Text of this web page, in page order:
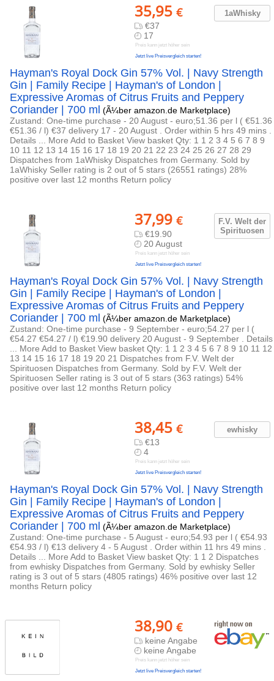
1aWhisky
35,95 €
€37
17
Preis kann jetzt höher sein
Jetzt live Preisvergleich starten!
Hayman's Royal Dock Gin 57% Vol. | Navy Strength
Gin | Family Recipe | Hayman's of London |
Expressive Aromas of Citrus Fruits and Peppery
Coriander | 700 ml (Ã¼ber amazon.de Marketplace)
Zustand: One-time purchase - 20 August - euro;51.36 per l ( €51.36
€51.36 / l) €37 delivery 17 - 20 August . Order within 5 hrs 49 mins .
Details ... More Add to Basket View basket Qty: 1 1 2 3 4 5 6 7 8 9
10 11 12 13 14 15 16 17 18 19 20 21 22 23 24 25 26 27 28 29
Dispatches from 1aWhisky Dispatches from Germany. Sold by
1aWhisky Seller rating is 2 out of 5 stars (26551 ratings) 28%
positive over last 12 months Return policy
F.V. Welt der
Spirituosen
37,99 €
€19.90
20 August
Preis kann jetzt höher sein
Jetzt live Preisvergleich starten!
Hayman's Royal Dock Gin 57% Vol. | Navy Strength
Gin | Family Recipe | Hayman's of London |
Expressive Aromas of Citrus Fruits and Peppery
Coriander | 700 ml (Ã¼ber amazon.de Marketplace)
Zustand: One-time purchase - 9 September - euro;54.27 per l (
€54.27 €54.27 / l) €19.90 delivery 20 August - 9 September . Details
... More Add to Basket View basket Qty: 1 1 2 3 4 5 6 7 8 9 10 11 12
13 14 15 16 17 18 19 20 21 Dispatches from F.V. Welt der
Spirituosen Dispatches from Germany. Sold by F.V. Welt der
Spirituosen Seller rating is 3 out of 5 stars (363 ratings) 54%
positive over last 12 months Return policy
ewhisky
38,45 €
€13
4
Preis kann jetzt höher sein
Jetzt live Preisvergleich starten!
Hayman's Royal Dock Gin 57% Vol. | Navy Strength
Gin | Family Recipe | Hayman's of London |
Expressive Aromas of Citrus Fruits and Peppery
Coriander | 700 ml (Ã¼ber amazon.de Marketplace)
Zustand: One-time purchase - 5 August - euro;54.93 per l ( €54.93
€54.93 / l) €13 delivery 4 - 5 August . Order within 11 hrs 49 mins .
Details ... More Add to Basket View basket Qty: 1 1 2 Dispatches
from ewhisky Dispatches from Germany. Sold by ewhisky Seller
rating is 3 out of 5 stars (4805 ratings) 46% positive over last 12
months Return policy
38,90 €
keine Angabe
keine Angabe
Preis kann jetzt höher sein
Jetzt live Preisvergleich starten!